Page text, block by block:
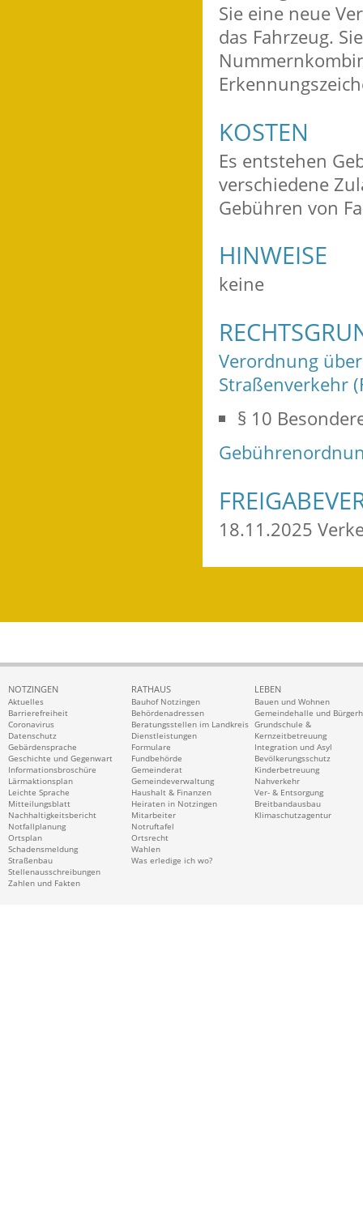
Sie eine neue
das Fahrzeug.
KOSTEN
Es entstehen
verschiedene
Gebühren von
HINWEISE
keine
Verordnung
Straßenverkehr
§ 10
18.11.2025
NOTZINGEN
Aktuelles
Barrierefreiheit
Coronavirus
Datenschutz
Gebärdensprache
Geschichte und Gegenwart
Informationsbroschüre
Lärmaktionsplan
Leichte Sprache
Mitteilungsblatt
Nachhaltigkeitsbericht
Notfallplanung
Ortsplan
Schadensmeldung
Straßenbau
Stellenausschreibungen
Zahlen und Fakten
RATHAUS
Bauhof Notzingen
Behördenadressen
Beratungsstellen im Landkreis
Dienstleistungen
Formulare
Fundbehörde
Gemeinderat
Gemeindeverwaltung
Haushalt & Finanzen
Heiraten in Notzingen
Mitarbeiter
Notruftafel
Ortsrecht
Wahlen
Was erledige ich wo?
LEBEN
Bauen und Wohnen
Gemeindehalle und
Grundschule &
Kernzeitbetreuung
Integration und Asyl
Bevölkerungsschutz
Kinderbetreuung
Nahverkehr
Ver- & Entsorgung
Breitbandausbau
Klimaschutzagentur